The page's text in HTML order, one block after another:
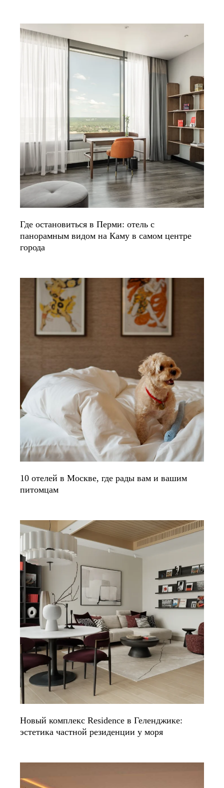
Где остановиться в Перми: отель с
панорамным видом на Каму в самом центре
города
10 отелей в Москве, где рады вам и вашим
питомцам
Новый комплекс Residence в Геленджике:
эстетика частной резиденции у моря